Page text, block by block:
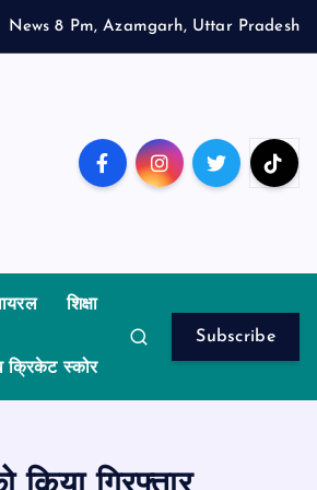
News 8 Pm, Azamgarh, Uttar Pradesh
शिक्षा
क्रिकेट स्कोर
Subscribe